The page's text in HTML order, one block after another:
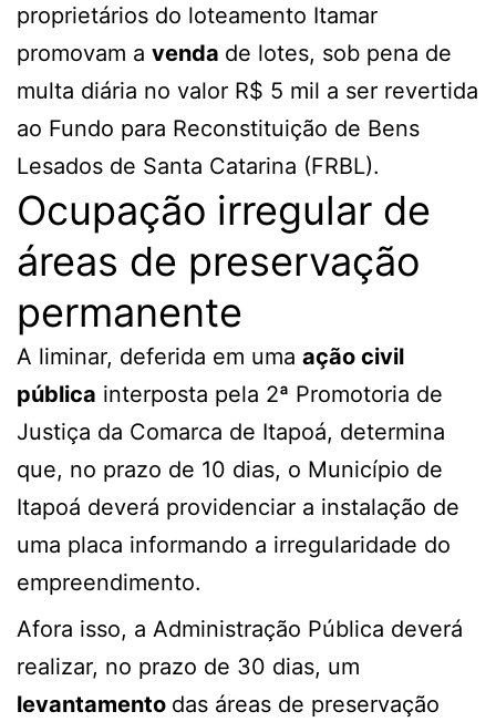
proprietários do loteamento Itamar
promovam a venda de lotes, sob pena de
multa diária no valor R$ 5 mil a ser revertida
ao Fundo para Reconstituição de Bens
Lesados de Santa Catarina (FRBL).
Ocupação irregular de
áreas de preservação
permanente
A liminar, deferida em uma ação civil
pública interposta pela 2ª Promotoria de
Justiça da Comarca de Itapoá, determina
que, no prazo de 10 dias, o Município de
Itapoá deverá providenciar a instalação de
uma placa informando a irregularidade do
empreendimento.
Afora isso, a Administração Pública deverá
realizar, no prazo de 30 dias, um
levantamento das áreas de preservação